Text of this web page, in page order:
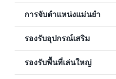
การจับตำแหน่งแม่นยำ
รองรับอุปกรณ์เสริม
รองรับพื้นที่เล่นใหญ่